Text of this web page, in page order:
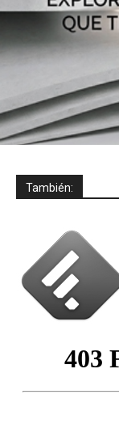
También: